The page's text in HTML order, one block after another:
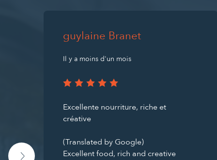
guylaine Branet
Il y a moins d'un mois
Excellente nourriture, riche et
créative
(Translated by Google)
Excellent food, rich and creative